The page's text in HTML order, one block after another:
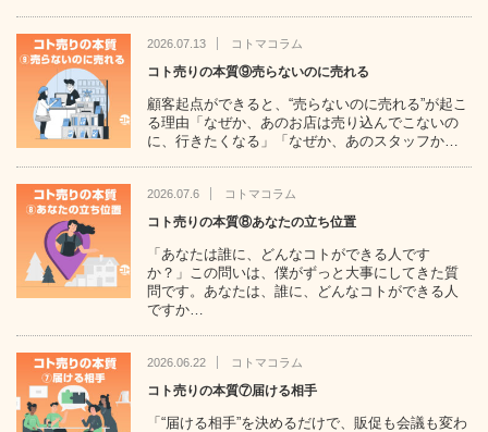
2026.07.13 コトマコラム
コト売りの本質⑨売らないのに売れる
顧客起点ができると、“売らないのに売れる”が起こ
る理由「なぜか、あのお店は売り込んでこないの
に、行きたくなる」「なぜか、あのスタッフか…
2026.07.6 コトマコラム
コト売りの本質⑧あなたの立ち位置
「あなたは誰に、どんなコトができる人です
か？」この問いは、僕がずっと大事にしてきた質
問です。あなたは、誰に、どんなコトができる人
ですか…
2026.06.22 コトマコラム
コト売りの本質⑦届ける相手
「“届ける相手”を決めるだけで、販促も会議も変わ